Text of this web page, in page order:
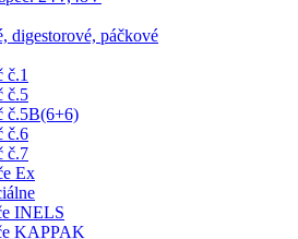
digestorové, páčkové
č.1
č.5
č.5B(6+6)
č.6
č.7
Ex
INELS
KAPPAK